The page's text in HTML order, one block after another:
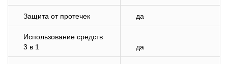
Защита от протечек да
Использование средств
3 в 1
да